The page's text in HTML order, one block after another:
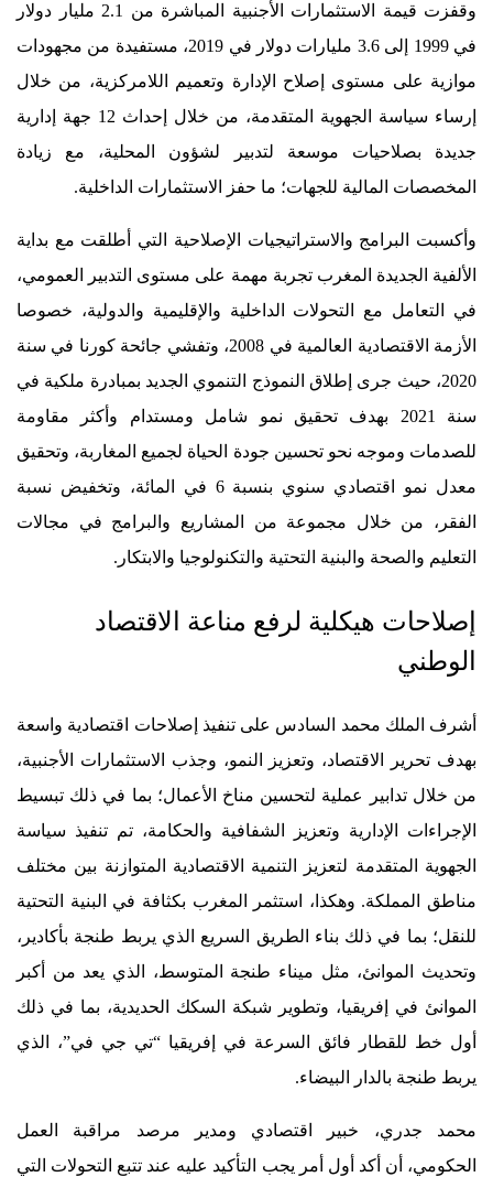
وقفزت قيمة الاستثمارات الأجنبية المباشرة من 2.1 مليار دولار
في 1999 إلى 3.6 مليارات دولار في 2019، مستفيدة من مجهودات
موازية على مستوى إصلاح الإدارة وتعميم اللامركزية، من خلال
إرساء سياسة الجهوية المتقدمة، من خلال إحداث 12 جهة إدارية
جديدة بصلاحيات موسعة لتدبير لشؤون المحلية، مع زيادة
المخصصات المالية للجهات؛ ما حفز الاستثمارات الداخلية.
وأكسبت البرامج والاستراتيجيات الإصلاحية التي أطلقت مع بداية
الألفية الجديدة المغرب تجربة مهمة على مستوى التدبير العمومي،
في التعامل مع التحولات الداخلية والإقليمية والدولية، خصوصا
الأزمة الاقتصادية العالمية في 2008، وتفشي جائحة كورنا في سنة
2020، حيث جرى إطلاق النموذج التنموي الجديد بمبادرة ملكية في
سنة 2021 بهدف تحقيق نمو شامل ومستدام وأكثر مقاومة
للصدمات وموجه نحو تحسين جودة الحياة لجميع المغاربة، وتحقيق
معدل نمو اقتصادي سنوي بنسبة 6 في المائة، وتخفيض نسبة
الفقر، من خلال مجموعة من المشاريع والبرامج في مجالات
التعليم والصحة والبنية التحتية والتكنولوجيا والابتكار.
إصلاحات هيكلية لرفع مناعة الاقتصاد
الوطني
أشرف الملك محمد السادس على تنفيذ إصلاحات اقتصادية واسعة
بهدف تحرير الاقتصاد، وتعزيز النمو، وجذب الاستثمارات الأجنبية،
من خلال تدابير عملية لتحسين مناخ الأعمال؛ بما في ذلك تبسيط
الإجراءات الإدارية وتعزيز الشفافية والحكامة، تم تنفيذ سياسة
الجهوية المتقدمة لتعزيز التنمية الاقتصادية المتوازنة بين مختلف
مناطق المملكة. وهكذا، استثمر المغرب بكثافة في البنية التحتية
للنقل؛ بما في ذلك بناء الطريق السريع الذي يربط طنجة بأكادير،
وتحديث الموانئ، مثل ميناء طنجة المتوسط، الذي يعد من أكبر
الموانئ في إفريقيا، وتطوير شبكة السكك الحديدية، بما في ذلك
أول خط للقطار فائق السرعة في إفريقيا “تي جي في”، الذي
يربط طنجة بالدار البيضاء.
محمد جدري، خبير اقتصادي ومدير مرصد مراقبة العمل
الحكومي، أن أكد أول أمر يجب التأكيد عليه عند تتبع التحولات التي